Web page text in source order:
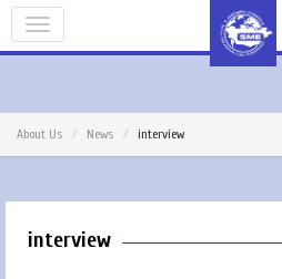
About Us News interview
interview